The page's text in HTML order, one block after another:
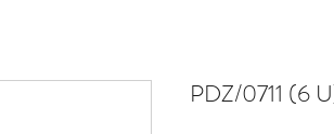
PDZ/0711 (6